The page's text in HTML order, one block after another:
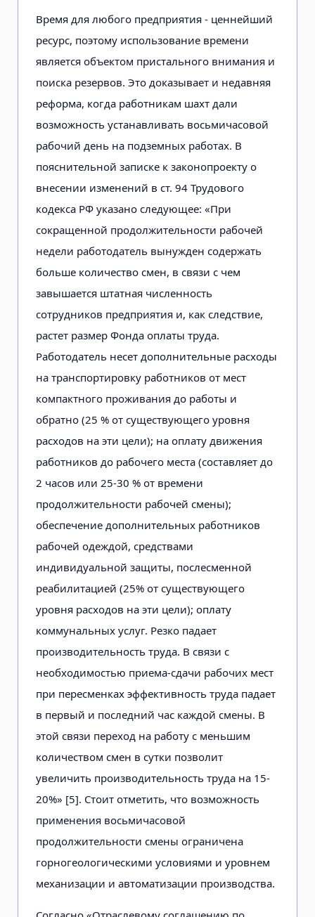
Время для любого предприятия - ценнейший
ресурс, поэтому использование времени
является объектом пристального внимания и
поиска резервов. Это доказывает и недавняя
реформа, когда работникам шахт дали
возможность устанавливать восьмичасовой
рабочий день на подземных работах. В
пояснительной записке к законопроекту о
внесении изменений в ст. 94 Трудового
кодекса РФ указано следующее: «При
сокращенной продолжительности рабочей
недели работодатель вынужден содержать
больше количество смен, в связи с чем
завышается штатная численность
сотрудников предприятия и, как следствие,
растет размер Фонда оплаты труда.
Работодатель несет дополнительные расходы
на транспортировку работников от мест
компактного проживания до работы и
обратно (25 % от существующего уровня
расходов на эти цели); на оплату движения
работников до рабочего места (составляет до
2 часов или 25-30 % от времени
продолжительности рабочей смены);
обеспечение дополнительных работников
рабочей одеждой, средствами
индивидуальной защиты, послесменной
реабилитацией (25% от существующего
уровня расходов на эти цели); оплату
коммунальных услуг. Резко падает
производительность труда. В связи с
необходимостью приема-сдачи рабочих мест
при пересменках эффективность труда падает
в первый и последний час каждой смены. В
этой связи переход на работу с меньшим
количеством смен в сутки позволит
увеличить производительность труда на 15-
20%» [5]. Стоит отметить, что возможность
применения восьмичасовой
продолжительности смены ограничена
горногеологическими условиями и уровнем
механизации и автоматизации производства.